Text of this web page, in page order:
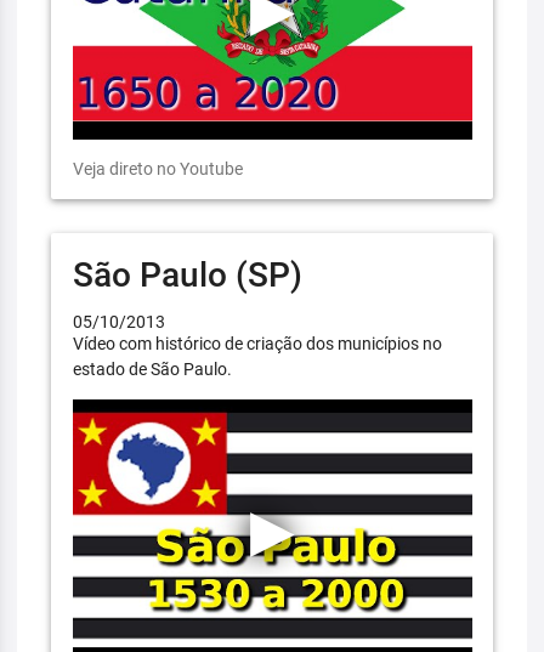
Veja direto no Youtube
São Paulo (SP)
05/10/2013
Vídeo com histórico de criação dos municípios no
estado de São Paulo.